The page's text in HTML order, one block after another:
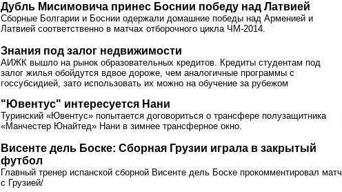
Дубль Мисимовича принес Боснии победу над Латвией
Сборные Болгарии и Боснии одержали домашние победы над Арменией и
Латвией соответственно в матчах отборочного цикла ЧМ-2014.
Знания под залог недвижимости
АИЖК вышло на рынок образовательных кредитов. Кредиты студентам под
залог жилья обойдутся вдвое дороже, чем аналогичные программы с
госсубсидией, зато использовать их можно на обучение за рубежом
"Ювентус" интересуется Нани
Туринский «Ювентус» попытается договориться о трансфере полузащитника
«Манчестер Юнайтед» Нани в зимнее трансферное окно.
Висенте дель Боске: Сборная Грузии играла в закрытый
футбол
Главный тренер испанской сборной Висенте дель Боске прокомментировал матч
с Грузией/